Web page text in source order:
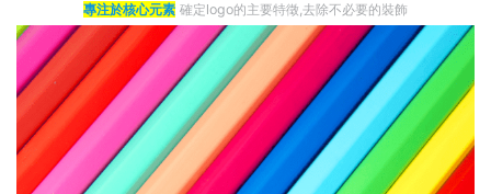
專注於核心元素 確定logo的主要特徵,去除不必要的裝飾